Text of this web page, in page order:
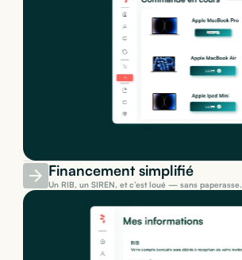
Financement simplifié
Un RIB, un SIREN, et c’est loué — sans paperasse.